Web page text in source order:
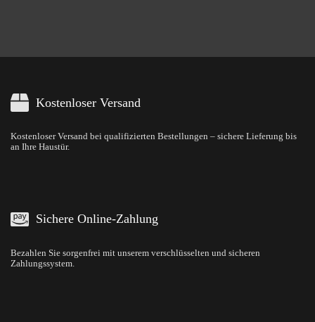
Kostenloser Versand
Kostenloser Versand bei qualifizierten Bestellungen – sichere Lieferung bis
an Ihre Haustür.
Sichere Online-Zahlung
Bezahlen Sie sorgenfrei mit unserem verschlüsselten und sicheren
Zahlungssystem.